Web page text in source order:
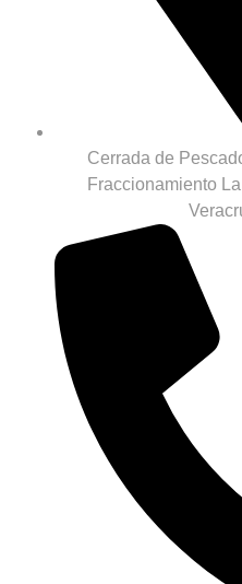
Cerrada de
Fraccionamiento